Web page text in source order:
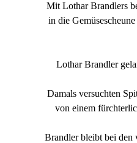
Mit Lothar Brandlers
in die
Lothar Brandler
Damals versuchten
von einem
Brandler bleibt bei den